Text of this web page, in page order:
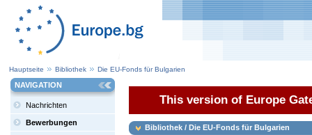
Hauptseite Bibliothek Die EU-Fonds für Bulgarien
NAVIGATION
Nachrichten
Bewerbungen
This version of Europe
Bibliothek / Die EU-Fonds für Bulgarien